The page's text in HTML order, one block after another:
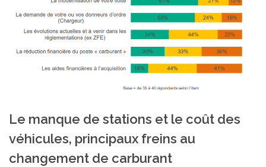
Le manque de stations et le coût des
véhicules, principaux freins au
changement de carburant